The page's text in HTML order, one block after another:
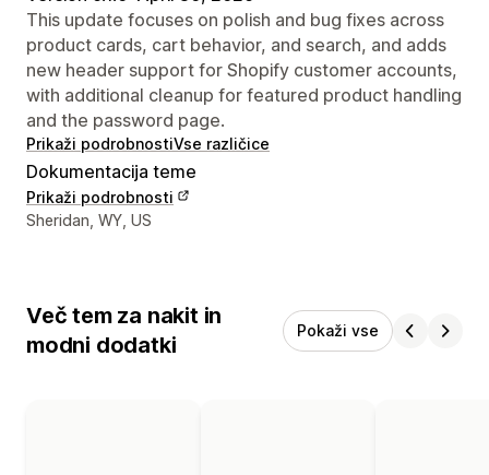
This update focuses on polish and bug fixes across
product cards, cart behavior, and search, and adds
new header support for Shopify customer accounts,
with additional cleanup for featured product handling
and the password page.
Prikaži podrobnostiVse različice
Dokumentacija teme
Prikaži podrobnosti
Podatki za stik z oblikovalcem
Sheridan, WY, US
Več tem za nakit in
modni dodatki
Pokaži vse